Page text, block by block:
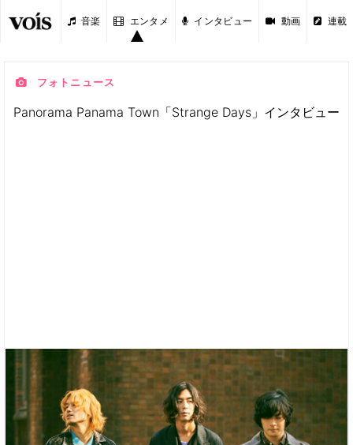
音楽 エンタメ インタビュー 動画 連載
フォトニュース
Panorama Panama Town「Strange Days」インタビュー